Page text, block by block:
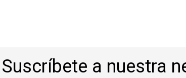
Suscríbete a nuestra